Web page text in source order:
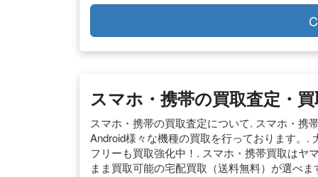
スマホ・携帯の買取査定・
スマホ・携帯の買取査定について. スマホ・携
Android様々な機種の買取を行っております。.
フリーも買取強化中！. スマホ・携帯買取はヤ
まま買取可能の宅配買取（送料無料）が選べ